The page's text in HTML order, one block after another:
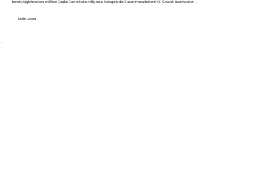
bereits täglich nutzen, eröffnet Copilot Cowork eine völlig neue Kategorie der Zusammenarbeit mit KI. Cowork beantwortet...
Mehr Lesen